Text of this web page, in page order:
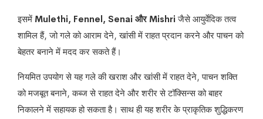
इसमें Mulethi, Fennel, Senai और Mishri जैसे आयुर्वेदिक तत्व
शामिल हैं, जो गले को आराम देने, खांसी में राहत प्रदान करने और पाचन को
बेहतर बनाने में मदद कर सकते हैं।
नियमित उपयोग से यह गले की खराश और खांसी में राहत देने, पाचन शक्ति
को मजबूत बनाने, कब्ज से राहत देने और शरीर से टॉक्सिन्स को बाहर
निकालने में सहायक हो सकता है। साथ ही यह शरीर के प्राकृतिक शुद्धिकरण